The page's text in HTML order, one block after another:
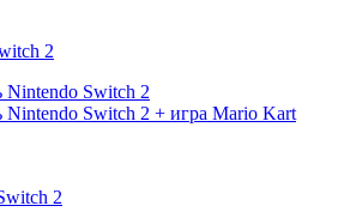
2
Nintendo Switch 2
Nintendo Switch 2 + игра Mario Kart
2